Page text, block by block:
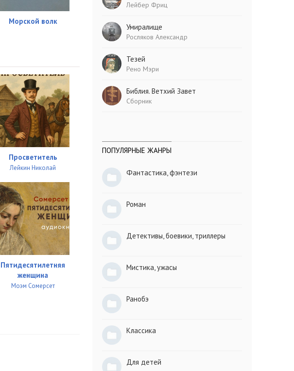
Морской волк
Просветитель
Лейкин Николай
Пятидесятилетняя
женщина
Моэм Сомерсет
Лейбер Фриц
Умиралище
Росляков Александр
Тезей
Рено Мэри
Библия. Ветхий Завет
Сборник
ПОПУЛЯРНЫЕ ЖАНРЫ
Фантастика, фэнтези
Роман
Детективы, боевики, триллеры
Мистика, ужасы
Ранобэ
Классика
Для детей